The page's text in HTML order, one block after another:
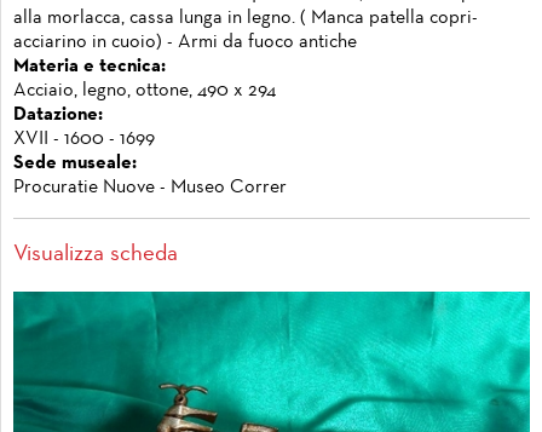
alla morlacca, cassa lunga in legno. ( Manca patella copri-
acciarino in cuoio) - Armi da fuoco antiche
Materia e tecnica:
Acciaio, legno, ottone, 490 x 294
Datazione:
XVII - 1600 - 1699
Sede museale:
Procuratie Nuove - Museo Correr
Visualizza scheda